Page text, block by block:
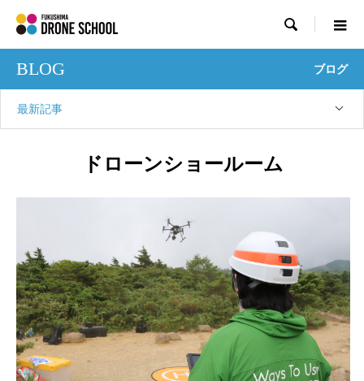

BLOG ブログ
最新記事
ドローンショールーム